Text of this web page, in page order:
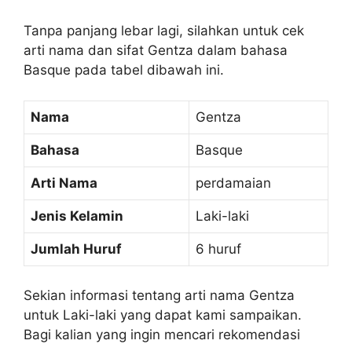
Tanpa panjang lebar lagi, silahkan untuk cek
arti nama dan sifat Gentza dalam bahasa
Basque pada tabel dibawah ini.
Nama Gentza
Bahasa Basque
Arti Nama perdamaian
Jenis Kelamin Laki-laki
Jumlah Huruf 6 huruf
Sekian informasi tentang arti nama Gentza
untuk Laki-laki yang dapat kami sampaikan.
Bagi kalian yang ingin mencari rekomendasi